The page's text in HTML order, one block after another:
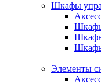
Шкафы
Шкафы
Элементы